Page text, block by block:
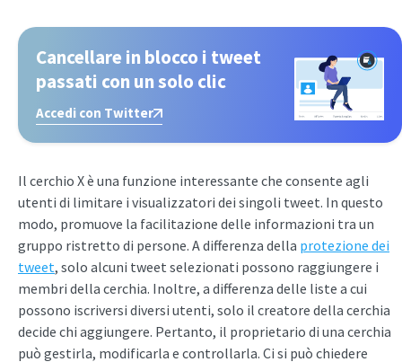
Cancellare in blocco i tweet
passati con un solo clic
Accedi con Twitter
Il cerchio X è una funzione interessante che consente agli
utenti di limitare i visualizzatori dei singoli tweet. In questo
modo, promuove la facilitazione delle informazioni tra un
gruppo ristretto di persone. A differenza della protezione dei
tweet, solo alcuni tweet selezionati possono raggiungere i
membri della cerchia. Inoltre, a differenza delle liste a cui
possono iscriversi diversi utenti, solo il creatore della cerchia
decide chi aggiungere. Pertanto, il proprietario di una cerchia
può gestirla, modificarla e controllarla. Ci si può chiedere